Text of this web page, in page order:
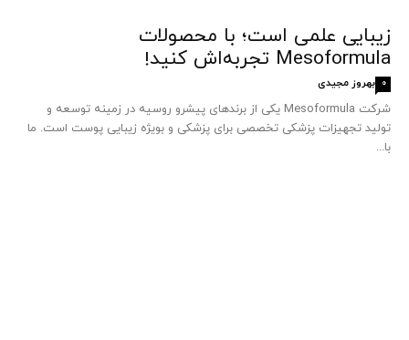
زیبایی علمی است؛ با محصولات
Mesoformula تجربه‌اش کنید!
بهروز مجیدی 0
شرکت Mesoformula یکی از برندهای پیشرو روسیه در زمینه توسعه و
تولید تجهیزات پزشکی تخصصی برای پزشکی و بویژه زیبایی پوست است. ما
با...